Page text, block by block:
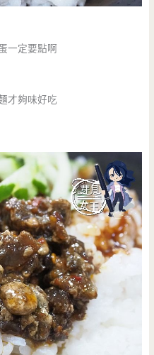
一定要點啊
才夠味好吃